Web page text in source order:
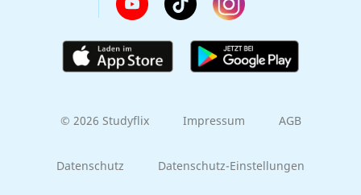
© 2026 Studyflix Impressum AGB
Datenschutz Datenschutz-Einstellungen